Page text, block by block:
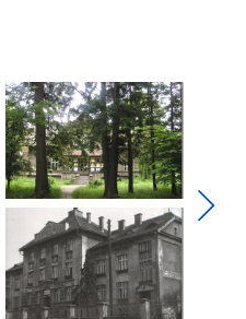
Pokaż
zdjęcie
z
galerii.